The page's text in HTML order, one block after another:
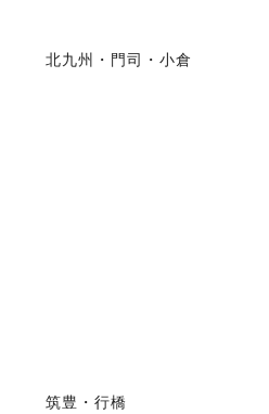
北九州・門司・小倉
筑豊・行橋